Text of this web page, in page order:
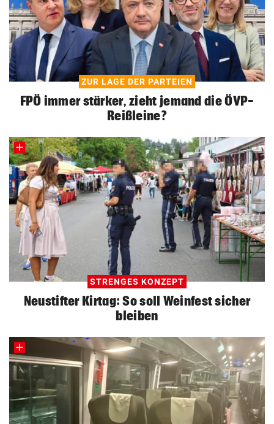
ZUR LAGE DER PARTEIEN
FPÖ immer stärker, zieht jemand die ÖVP-
Reißleine?
STRENGES KONZEPT
Neustifter Kirtag: So soll Weinfest sicher
bleiben